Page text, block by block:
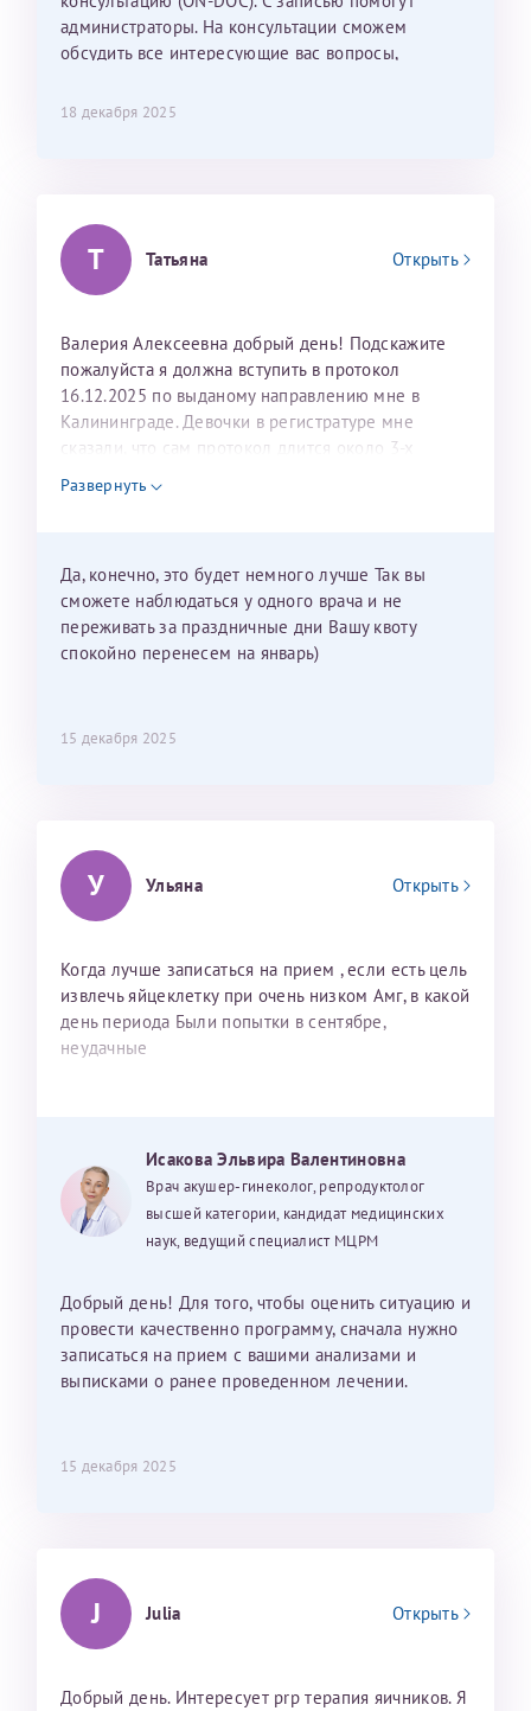
26 июля 2026
администраторы. На консультации сможем
обсудить все интересующие вас вопросы,
18 декабря 2025
Т Татьяна Открыть
Валерия Алексеевна добрый день! Подскажите
пожалуйста я должна вступить в протокол
16.12.2025 по выданому направлению мне в
Калининграде. Девочки в регистратуре мне
сказали, что сам протокол длится около 3-х
недель и 3 недели я должна находится в Питере.
Можно мне новый год провести в Калининграде и
Развернуть
Да, конечно, это будет немного лучше Так вы
сможете наблюдаться у одного врача и не
переживать за праздничные дни Вашу квоту
спокойно перенесем на январь)
15 декабря 2025
У Ульяна Открыть
Когда лучше записаться на прием , если есть цель
извлечь яйцеклетку при очень низком Амг, в какой
день периода Были попытки в сентябре,
неудачные
Исакова Эльвира Валентиновна
Врач акушер-гинеколог, репродуктолог
высшей категории, кандидат медицинских
наук, ведущий специалист МЦРМ
Добрый день! Для того, чтобы оценить ситуацию и
провести качественно программу, сначала нужно
записаться на прием с вашими анализами и
выписками о ранее проведенном лечении.
15 декабря 2025
J Julia Открыть
Добрый день. Интересует prp терапия яичников. Я